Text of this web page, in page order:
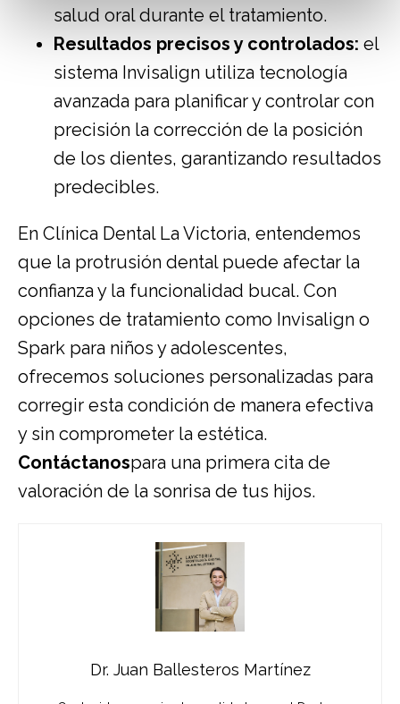
salud oral durante el tratamiento.
Resultados precisos y controlados: el
sistema Invisalign utiliza tecnología
avanzada para planificar y controlar con
precisión la corrección de la posición
de los dientes, garantizando resultados
predecibles.
En Clínica Dental La Victoria, entendemos
que la protrusión dental puede afectar la
confianza y la funcionalidad bucal. Con
opciones de tratamiento como Invisalign o
Spark para niños y adolescentes,
ofrecemos soluciones personalizadas para
corregir esta condición de manera efectiva
y sin comprometer la estética.
Contáctanospara una primera cita de
valoración de la sonrisa de tus hijos.
Dr. Juan Ballesteros Martínez